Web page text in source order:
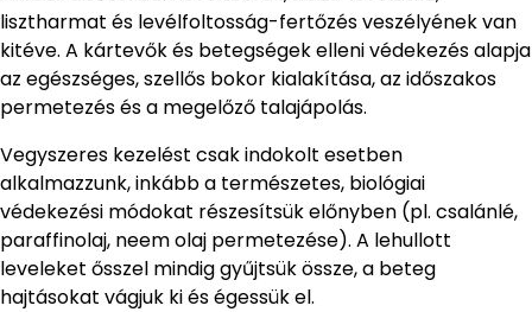
lisztharmat és levélfoltosság-fertőzés veszélyének van
kitéve. A kártevők és betegségek elleni védekezés alapja
az egészséges, szellős bokor kialakítása, az időszakos
permetezés és a megelőző talajápolás.
Vegyszeres kezelést csak indokolt esetben
alkalmazzunk, inkább a természetes, biológiai
védekezési módokat részesítsük előnyben (pl. csalánlé,
paraffinolaj, neem olaj permetezése). A lehullott
leveleket ősszel mindig gyűjtsük össze, a beteg
hajtásokat vágjuk ki és égessük el.